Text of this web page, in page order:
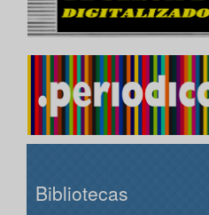
Bibliotecas